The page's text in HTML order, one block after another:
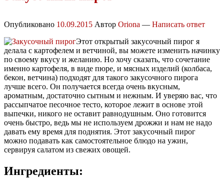
Опубликовано 10.09.2015 Автор Oriona — Написать ответ
Этот открытый закусочный пирог я
делала с картофелем и ветчиной, вы можете изменить начинку
по своему вкусу и желанию. Но хочу сказать, что сочетание
именно картофеля, в виде пюре, и мясных изделий (колбаса,
бекон, ветчина) подходят для такого закусочного пирога
лучше всего. Он получается всегда очень вкусным,
ароматным, достаточно сытным и нежным. И уверяю вас, что
рассыпчатое песочное тесто, которое лежит в основе этой
выпечки, никого не оставит равнодушным. Оно готовится
очень быстро, ведь мы не используем дрожжи и нам не надо
давать ему время для поднятия. Этот закусочный пирог
можно подавать как самостоятельное блюдо на ужин,
сервируя салатом из свежих овощей.
Ингредиенты: